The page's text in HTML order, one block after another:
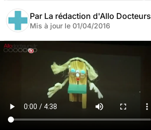
Par La rédaction d'Allo Docteurs
Mis à jour le 01/04/2016